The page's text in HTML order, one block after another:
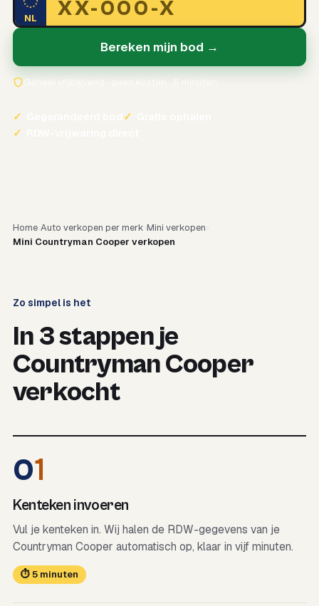
NL
Bereken mijn bod →
✓ ✓
✓
Home Auto verkopen per merk Mini verkopen
Mini Countryman Cooper verkopen
Zo simpel is het
In 3 stappen je
Countryman Cooper
verkocht
01
Kenteken invoeren
Vul je kenteken in. Wij halen de RDW-gegevens van je
Countryman Cooper automatisch op, klaar in vijf minuten.
⏱ 5 minuten